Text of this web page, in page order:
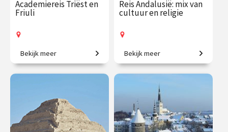
Academiereis Triëst en
Friuli
6-daagse reis o.l.v. Frederike
Upmeijer, Liesje Schreuders
okt.
Op locatie
Bekijk meer
Reis Andalusië: mix van
cultuur en religie
7-daagse reis o.l.v. Robert-
Jan Muller.
nov.
Op locatie
Bekijk meer